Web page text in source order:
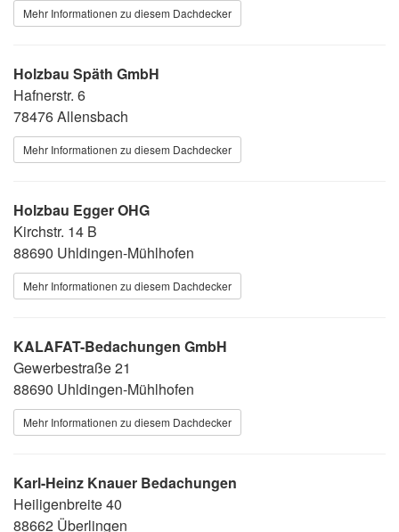
Mehr Informationen zu diesem Dachdecker
Holzbau Späth GmbH
Hafnerstr. 6
78476 Allensbach
Mehr Informationen zu diesem Dachdecker
Holzbau Egger OHG
Kirchstr. 14 B
88690 Uhldingen-Mühlhofen
Mehr Informationen zu diesem Dachdecker
KALAFAT-Bedachungen GmbH
Gewerbestraße 21
88690 Uhldingen-Mühlhofen
Mehr Informationen zu diesem Dachdecker
Karl-Heinz Knauer Bedachungen
Heiligenbreite 40
88662 Überlingen